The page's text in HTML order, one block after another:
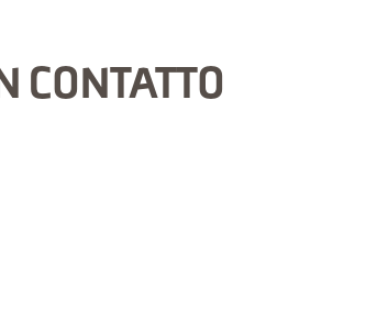
CONTATTO